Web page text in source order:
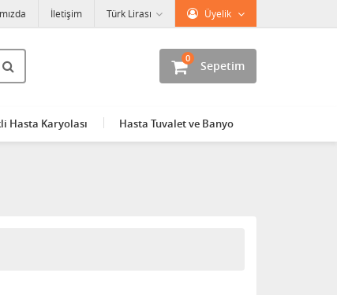
Üyelik
Türk Lirası
İletişim
Sepetim
0
Hasta Karyolası Hasta Tuvalet ve Banyo